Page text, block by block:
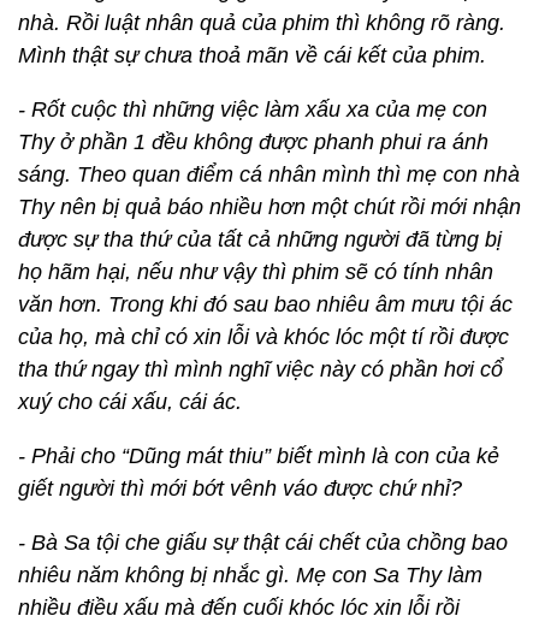
nhà. Rồi luật nhân quả của phim thì không rõ ràng.
Mình thật sự chưa thoả mãn về cái kết của phim.
- Rốt cuộc thì những việc làm xấu xa của mẹ con
Thy ở phần 1 đều không được phanh phui ra ánh
sáng. Theo quan điểm cá nhân mình thì mẹ con nhà
Thy nên bị quả báo nhiều hơn một chút rồi mới nhận
được sự tha thứ của tất cả những người đã từng bị
họ hãm hại, nếu như vậy thì phim sẽ có tính nhân
văn hơn. Trong khi đó sau bao nhiêu âm mưu tội ác
của họ, mà chỉ có xin lỗi và khóc lóc một tí rồi được
tha thứ ngay thì mình nghĩ việc này có phần hơi cổ
xuý cho cái xấu, cái ác.
- Phải cho “Dũng mát thiu” biết mình là con của kẻ
giết người thì mới bớt vênh váo được chứ nhỉ?
- Bà Sa tội che giấu sự thật cái chết của chồng bao
nhiêu năm không bị nhắc gì. Mẹ con Sa Thy làm
nhiều điều xấu mà đến cuối khóc lóc xin lỗi rồi